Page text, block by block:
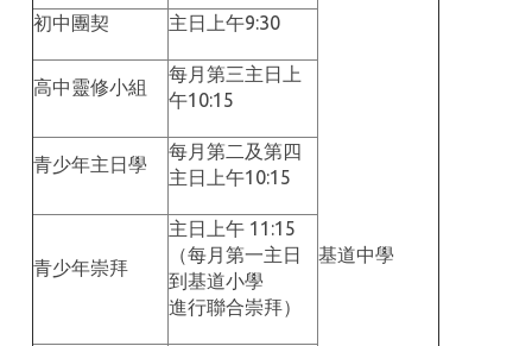
基道中學
初中團契 主日上午9:30
高中靈修小組
每月第三主日上
午10:15
青少年主日學
每月第二及第四
主日上午10:15
青少年崇拜
主日上午 11:15
（每月第一主日
到基道小學
進行聯合崇拜）